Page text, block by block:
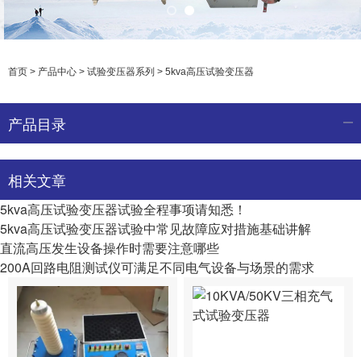
首页 > 产品中心 > 试验变压器系列 > 5kva高压试验变压器
产品目录
相关文章
5kva高压试验变压器试验全程事项请知悉！
5kva高压试验变压器试验中常见故障应对措施基础讲解
直流高压发生设备操作时需要注意哪些
200A回路电阻测试仪可满足不同电气设备与场景的需求